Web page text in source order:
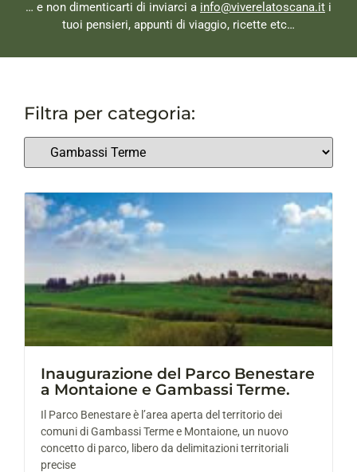
… e non dimenticarti di inviarci a info@viverelatoscana.it i
tuoi pensieri, appunti di viaggio, ricette etc…
Filtra per categoria:
Inaugurazione del Parco Benestare
a Montaione e Gambassi Terme.
Il Parco Benestare è l’area aperta del territorio dei
comuni di Gambassi Terme e Montaione, un nuovo
concetto di parco, libero da delimitazioni territoriali
precise